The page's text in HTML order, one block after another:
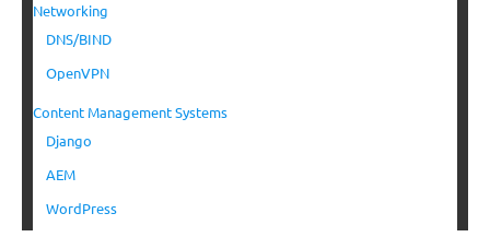
Networking
DNS/BIND
OpenVPN
Content Management Systems
Django
AEM
WordPress